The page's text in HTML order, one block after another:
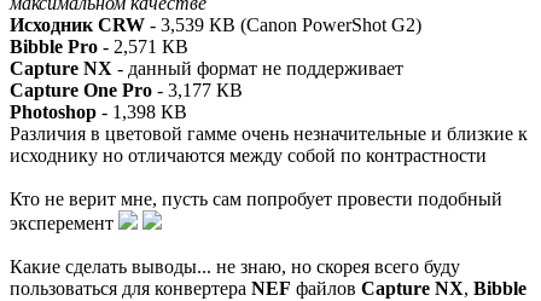
Исходник CRW - 3,539 КВ (Canon PowerShot G2)
Bibble Pro - 2,571 КВ
Capture NX - данный формат не поддерживает
Capture One Pro - 3,177 КВ
Photoshop - 1,398 КВ
Различия в цветовой гамме очень незначительные и близкие к
исходнику но отличаются между собой по контрастности
Кто не верит мне, пусть сам попробует провести подобный
эксперемент
Какие сделать выводы... не знаю, но скорея всего буду
пользоваться для конвертера NEF файлов Capture NX, Bibble